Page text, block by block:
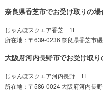
奈良県香芝市でお受け取りの場
じゃんぼスクエア香芝 1F
所在地：〒639-0236 奈良県香芝市
大阪府河内長野市でお受け取り
じゃんぼスクエア河内長野 1F
所在地：〒586-0024 大阪府河内長